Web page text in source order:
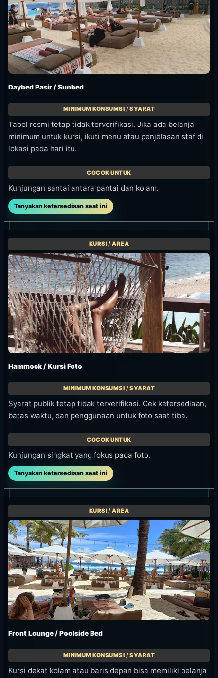
Daybed Pasir / Sunbed
Tabel resmi tetap tidak terverifikasi. Jika ada belanja
minimum untuk kursi, ikuti menu atau penjelasan staf di
lokasi pada hari itu.
Kunjungan santai antara pantai dan kolam.
Tanyakan ketersediaan seat ini
Hammock / Kursi Foto
Syarat publik tetap tidak terverifikasi. Cek ketersediaan,
batas waktu, dan penggunaan untuk foto saat tiba.
Kunjungan singkat yang fokus pada foto.
Tanyakan ketersediaan seat ini
Front Lounge / Poolside Bed
Kursi dekat kolam atau baris depan bisa memiliki belanja